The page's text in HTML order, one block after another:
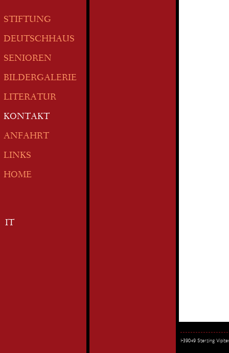
STIFTUNG
DEUTSCHHAUS
SENIOREN
BILDERGALERIE
LITERATUR
KONTAKT
ANFAHRT
LINKS
HOME
IT
I-39049 Sterzing